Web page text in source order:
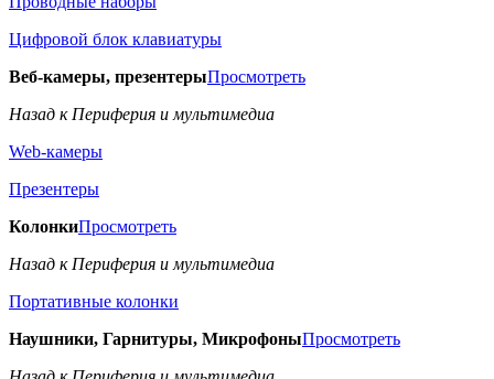
Цифровой блок клавиатуры
Веб-камеры, презентерыПросмотреть
Назад к Периферия и мультимедиа
Web-камеры
Презентеры
КолонкиПросмотреть
Назад к Периферия и мультимедиа
Портативные колонки
Наушники, Гарнитуры, МикрофоныПросмотреть